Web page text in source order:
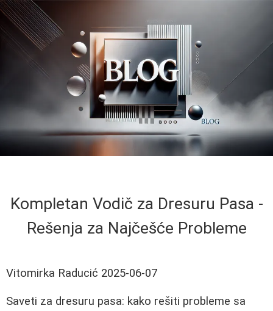
Kompletan Vodič za Dresuru Pasa -
Rešenja za Najčešće Probleme
Vitomirka Raducić 2025-06-07
Saveti za dresuru pasa: kako rešiti probleme sa